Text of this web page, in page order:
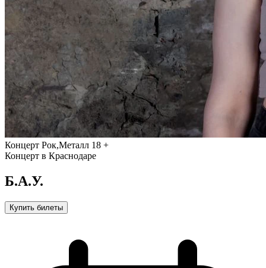
Концерт Рок,Металл 18 +
Концерт в Краснодаре
Б.А.У.
Купить билеты